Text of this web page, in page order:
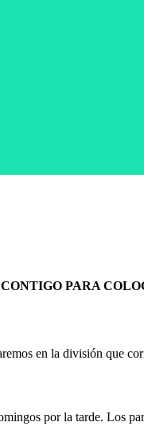
PARA
en la división que
por la tarde. Los